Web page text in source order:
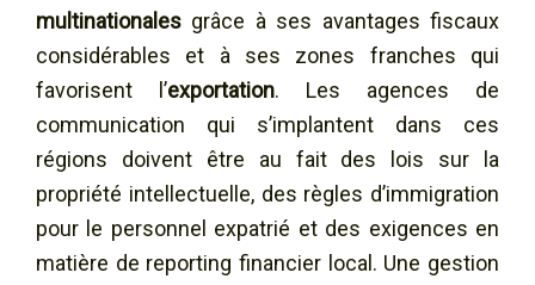
multinationales grâce à ses avantages fiscaux
considérables et à ses zones franches qui
favorisent l’exportation. Les agences de
communication qui s’implantent dans ces
régions doivent être au fait des lois sur la
propriété intellectuelle, des règles d’immigration
pour le personnel expatrié et des exigences en
matière de reporting financier local. Une gestion